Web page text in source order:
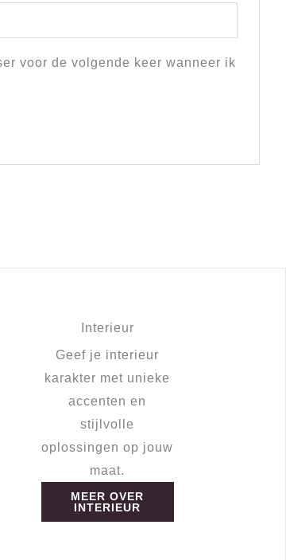
voor de volgende keer wanneer ik
Interieur
Geef je interieur
karakter met unieke
accenten en
stijlvolle
oplossingen op jouw
maat.
MEER OVER
INTERIEUR